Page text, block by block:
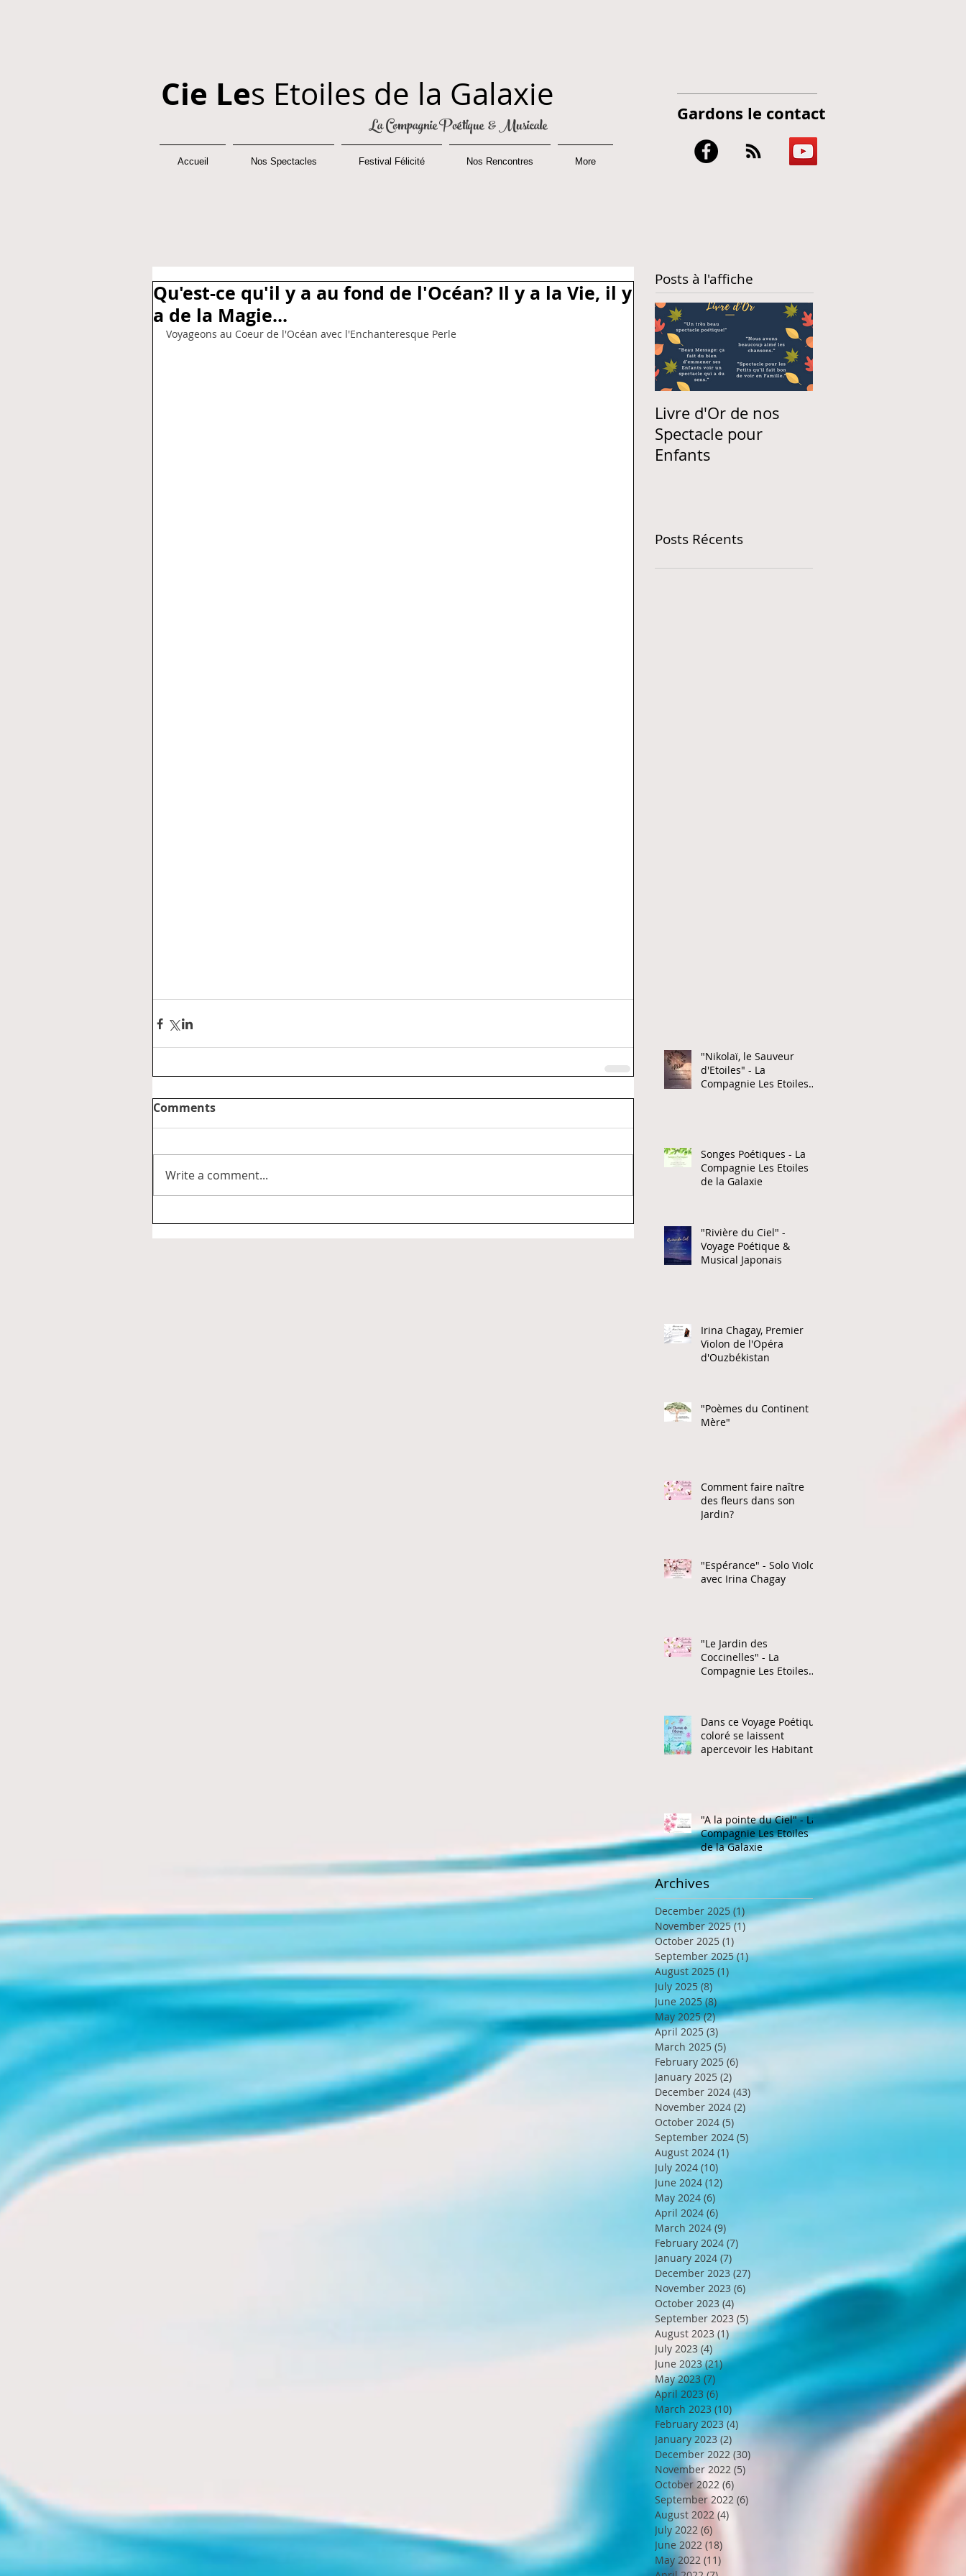
Cie Les Etoiles de la Galaxie
La Compagnie Poétique & Musicale
Accueil Nos Spectacles Festival Félicité Nos Rencontres More
Gardons le contact
Qu'est-ce qu'il y a au fond de l'Océan? Il y a la Vie, il y
a de la Magie...
Voyageons au Coeur de l'Océan avec l'Enchanteresque Perle
Comments
Write a comment...
Posts à l'affiche
Livre d'Or de nos
Spectacle pour
Enfants
Posts Récents
"Nikolaï, le Sauveur
d'Etoiles" - La
Compagnie Les Etoiles
Songes Poétiques - La
Compagnie Les Etoiles
de la Galaxie
"Rivière du Ciel" -
Voyage Poétique &
Musical Japonais
Irina Chagay, Premier
Violon de l'Opéra
d'Ouzbékistan
"Poèmes du Continent
Mère"
Comment faire naître
des fleurs dans son
Jardin?
"Espérance" - Solo Violon
avec Irina Chagay
"Le Jardin des
Coccinelles" - La
Compagnie Les Etoiles
Dans ce Voyage Poétique
coloré se laissent
apercevoir les Habitants
"A la pointe du Ciel" - La
Compagnie Les Etoiles
de la Galaxie
Archives
December 2025 (1)1 post
November 2025 (1)1 post
October 2025 (1)
September 2025 (1)1 post
August 2025 (1)
July 2025 (8)
June 2025 (8)8 posts
May 2025 (2)2 posts
April 2025 (3)
March 2025 (5)
February 2025 (6)
January 2025 (2)
December 2024 (43)
November 2024 (2)
October 2024 (5)
September 2024 (5)
August 2024 (1)
July 2024 (10)
June 2024 (12)
May 2024 (6)
April 2024 (6)
March 2024 (9)
February 2024 (7)
January 2024 (7)
December 2023 (27)
November 2023 (6) 6 posts
October 2023 (4)4 posts
September 2023 (5)5 posts
August 2023 (1)1 post
July 2023 (4)4 posts
June 2023 (21)21 posts
May 2023 (7)
April 2023 (6) 6 posts
March 2023 (10)10 posts
February 2023 (4)
January 2023 (2)
December 2022 (30)
November 2022 (5)
October 2022 (6)
September 2022 (6)
August 2022 (4)
July 2022 (6)
June 2022 (18)
May 2022 (11)